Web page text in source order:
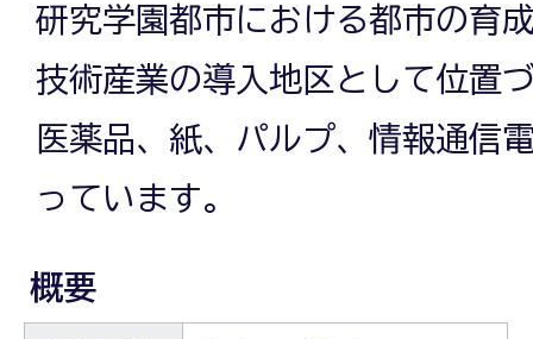
研究学園都市における都市の育
技術産業の導入地区として位置
医薬品、紙、パルプ、情報通信
っています。
概要